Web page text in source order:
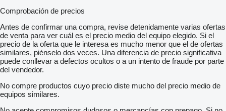
Comprobación de precios
Antes de confirmar una compra, revise detenidamente varias ofertas
de venta para ver cuál es el precio medio del equipo elegido. Si el
precio de la oferta que le interesa es mucho menor que el de ofertas
similares, piénselo dos veces. Una diferencia de precio significativa
puede conllevar a defectos ocultos o a un intento de fraude por parte
del vendedor.
No compre productos cuyo precio diste mucho del precio medio de
equipos similares.